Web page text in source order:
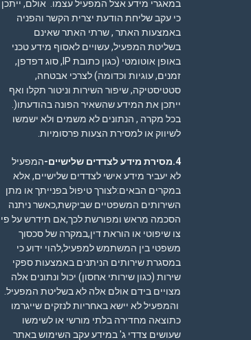
במאגרי מידע אצל המפעיל עצמו. אולם, ייתכן
כי עקב שליחת הודעת יצרית הקשר והפניה
באמצעות האתר , שרתי האתר שאינם
בשליטת המפעיל, עשויים לאסוף מידע טכני
באופן אוטומטי (כגון כתובת IP, סוג דפדפן,
זמנים, עוגיות וכדומה) לצרכי אבטחה,
סטטיסטיקה, שיפור השירות וניטור תקלו ואף
ייתכן את המידע שהשאיר הפונה בהודעתו(.
בכל מקרה , הנתונים לא משמים ולא ישמשו
לשיווק או למסירת הצעות פרסומיות.
4.מסירת מידע לצדדים שלישיים-
המפעיל
לא יעביר מידע אישי לצדדים שלישיים, אלא
במקרים הבאים:לצורך טיפול בפנייתך או מתן
השירותים המשפטיים שביקשת,כאשר ניתנה
הסכמה מראש ומפורשת לכך,אם תידרש על פי
צו שיפוטי או הוראת דין,במקרה של סכסוך
משפטי בין המשתמש למפעיל,להוי ידוע כי
במסגרת שירותים הניתנים באמצעות ספקי
שירות (כגון שירותי אחסון) יכול ונתונים אלה
מצויים בידם אולם אלה לא בשליטת המפעיל.
והמפעיל לא יישא באחריות לנזקים שייגרמו
כתוצאה מחדירה בלתי מורשי או לשימשו
שעושים צדדי ג' במידע עקב השימוש באתר